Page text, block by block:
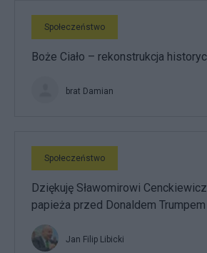
Społeczeństwo
Boże Ciało – rekonstrukcja
brat Damian
Społeczeństwo
Dziękuję Sławomirowi
papieża przed Donaldem Trumpem
Jan Filip Libicki